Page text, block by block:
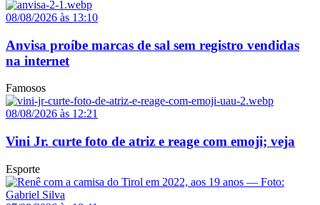
08/08/2026 às 13:10
Anvisa proíbe marcas de sal sem registro vendidas
na internet
Famosos
08/08/2026 às 12:21
Vini Jr. curte foto de atriz e reage com emoji; veja
Esporte